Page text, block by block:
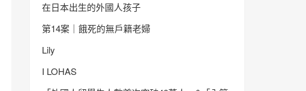
在日本出生的外國人孩子
第14案｜餓死的無戶籍老婦
Lily
I LOHAS